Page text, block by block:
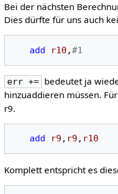
Bei der nächsten
Dies dürfte für uns auch
add r10 ,#1
err += bedeutet ja
hinzuaddieren müssen. Für
r9.
add r9 , r9 , r10
Komplett entspricht es